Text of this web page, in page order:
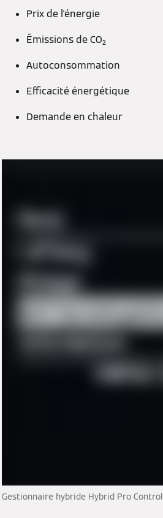
Prix de l'énergie
Émissions de CO₂
Autoconsommation
Efficacité énergétique
Demande en chaleur
Gestionnaire hybride Hybrid Pro Control